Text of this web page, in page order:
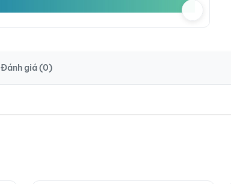
Đánh giá (0)